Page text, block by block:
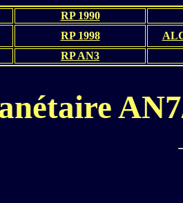
RP 1990
RP 1998
RP AN3